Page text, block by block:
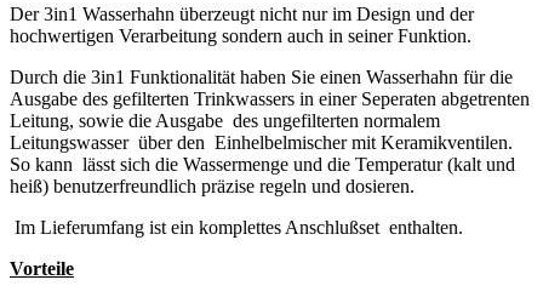
Der 3in1 Wasserhahn überzeugt nicht nur im Design und der
hochwertigen Verarbeitung sondern auch in seiner Funktion.
Durch die 3in1 Funktionalität haben Sie einen Wasserhahn für die
Ausgabe des gefilterten Trinkwassers in einer Seperaten abgetrenten
Leitung, sowie die Ausgabe des ungefilterten normalem
Leitungswasser über den Einhelbelmischer mit Keramikventilen.
So kann lässt sich die Wassermenge und die Temperatur (kalt und
heiß) benutzerfreundlich präzise regeln und dosieren.
Im Lieferumfang ist ein komplettes Anschlußset enthalten.
Vorteile